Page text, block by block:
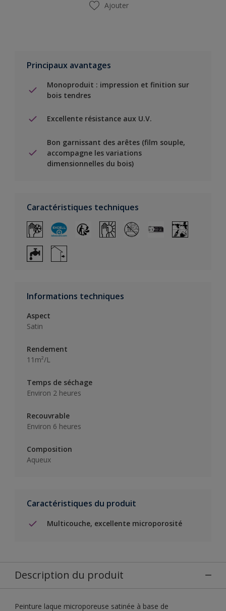
Ajouter
Principaux avantages
Monoproduit : impression et finition sur
bois tendres
Excellente résistance aux U.V.
Bon garnissant des arêtes (film souple,
accompagne les variations
dimensionnelles du bois)
Caractéristiques techniques
Informations techniques
Aspect
Satin
Rendement
11m²/L
Temps de séchage
Environ 2 heures
Recouvrable
Environ 6 heures
Composition
Aqueux
Caractéristiques du produit
Multicouche, excellente microporosité
Description du produit
Peinture laque microporeuse satinée à base de